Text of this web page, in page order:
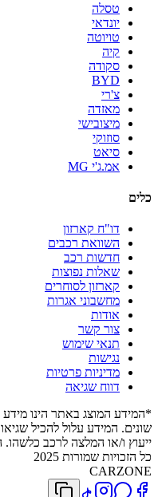
טסלה
יונדאי
טויוטה
קיה
סקודה
BYD
צ'רי
מאזדה
מיצובישי
סוזוקי
סיאט
אמ.ג'י MG
כלים
דו"ח קארזון
השוואת רכבים
חדשות רכב
שאלות נפוצות
קארזון לסוחרים
מחשבוני אגרות
אודות
צור קשר
תנאי שימוש
נגישות
מדיניות פרטיות
דווח שגיאה
*המידע המוצג באתר הינו
שונים. המידע עלול להכיל
ייעוץ ו/או המלצה לרכב
כל הזכויות שמורות 2025
CARZONE